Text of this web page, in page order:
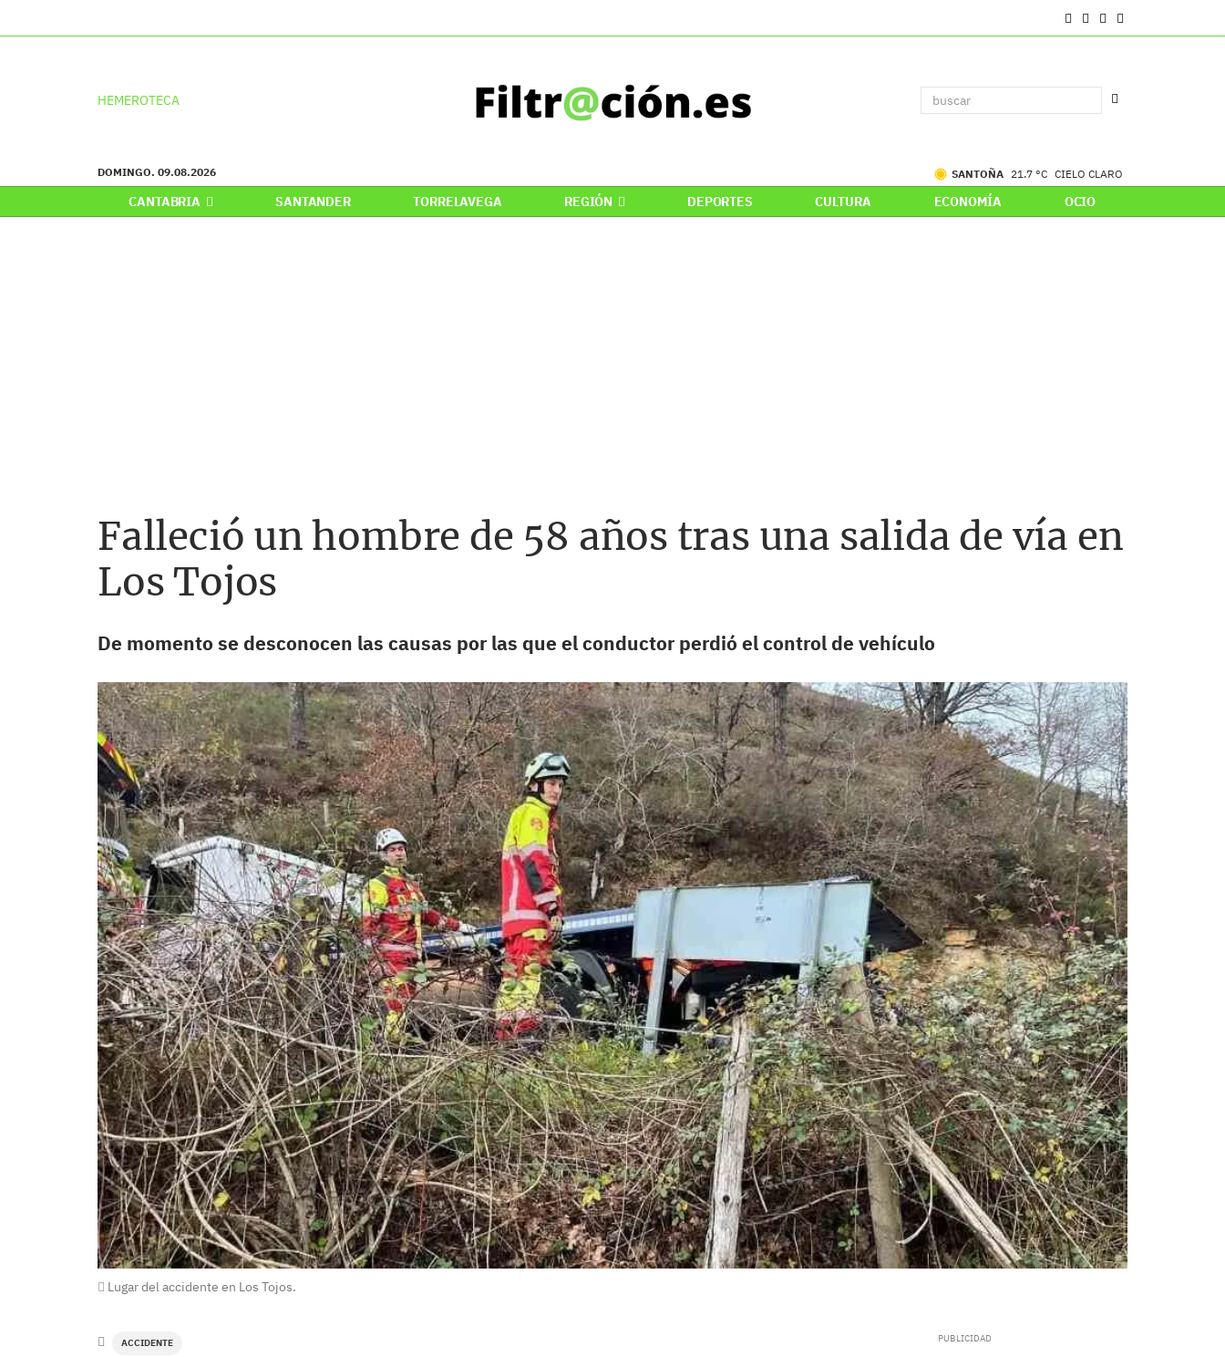
HEMEROTECA
DOMINGO. 09.08.2026 SANTOÑA 21.7 °C CIELO CLARO
CANTABRIA SANTANDER TORRELAVEGA REGIÓN DEPORTES CULTURA ECONOMÍA OCIO
Falleció un hombre de 58 años tras una salida de vía en
Los Tojos
De momento se desconocen las causas por las que el conductor perdió el control de vehículo
Lugar del accidente en Los Tojos.
ACCIDENTE